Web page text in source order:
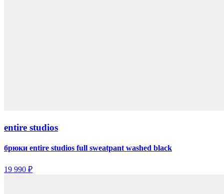
entire studios
брюки entire studios full sweatpant washed black
19 990 ₽